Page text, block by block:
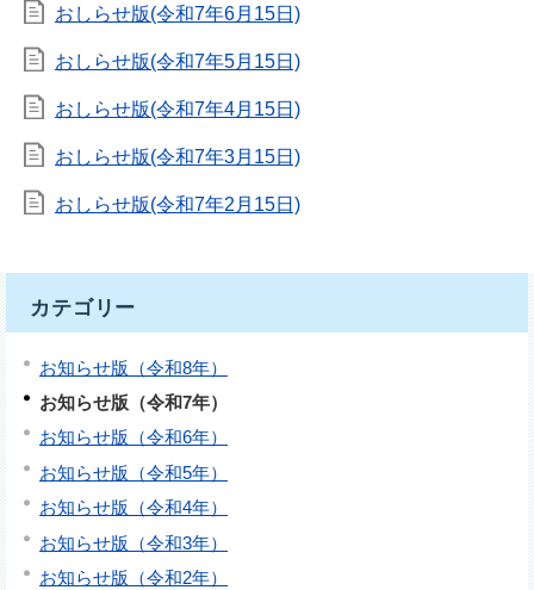
おしらせ版(令和7年6月15日)
おしらせ版(令和7年5月15日)
おしらせ版(令和7年4月15日)
おしらせ版(令和7年3月15日)
おしらせ版(令和7年2月15日)
カテゴリー
お知らせ版（令和8年）
お知らせ版（令和7年）
お知らせ版（令和6年）
お知らせ版（令和5年）
お知らせ版（令和4年）
お知らせ版（令和3年）
お知らせ版（令和2年）